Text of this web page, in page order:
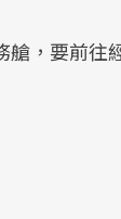
艙，要前往